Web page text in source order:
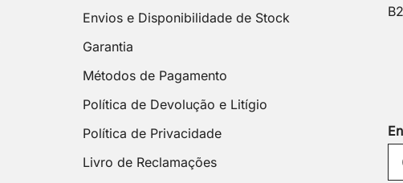
Envios e Disponibilidade de Stock
Garantia
Métodos de Pagamento
Política de Devolução e Litígio
Política de Privacidade
Livro de Reclamações